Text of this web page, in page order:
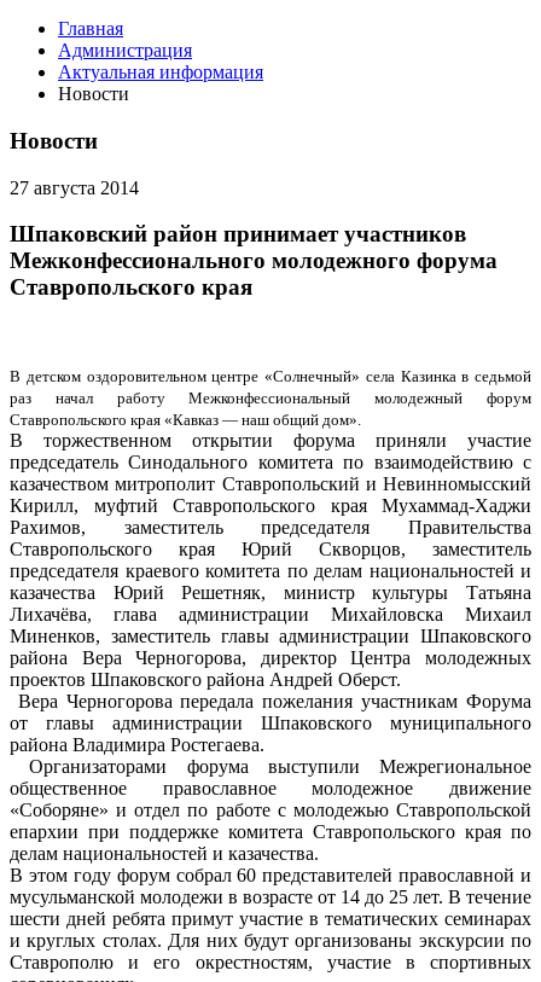
Главная
Администрация
Актуальная информация
Новости
Новости
27 августа 2014
Шпаковский район принимает участников
Межконфессионального молодежного форума
Ставропольского края
В детском оздоровительном центре «Солнечный» села Казинка в седьмой
раз начал работу Межконфессиональный молодежный форум
Ставропольского края «Кавказ — наш общий дом».
В торжественном открытии форума приняли участие
председатель Синодального комитета по взаимодействию с
казачеством митрополит Ставропольский и Невинномысский
Кирилл, муфтий Ставропольского края Мухаммад-Хаджи
Рахимов, заместитель председателя Правительства
Ставропольского края Юрий Скворцов, заместитель
председателя краевого комитета по делам национальностей и
казачества Юрий Решетняк, министр культуры Татьяна
Лихачёва, глава администрации Михайловска Михаил
Миненков, заместитель главы администрации Шпаковского
района Вера Черногорова, директор Центра молодежных
проектов Шпаковского района Андрей Оберст.
Вера Черногорова передала пожелания участникам Форума
от главы администрации Шпаковского муниципального
района Владимира Ростегаева.
Организаторами форума выступили Межрегиональное
общественное православное молодежное движение
«Соборяне» и отдел по работе с молодежью Ставропольской
епархии при поддержке комитета Ставропольского края по
делам национальностей и казачества.
В этом году форум собрал 60 представителей православной и
мусульманской молодежи в возрасте от 14 до 25 лет. В течение
шести дней ребята примут участие в тематических семинарах
и круглых столах. Для них будут организованы экскурсии по
Ставрополю и его окрестностям, участие в спортивных